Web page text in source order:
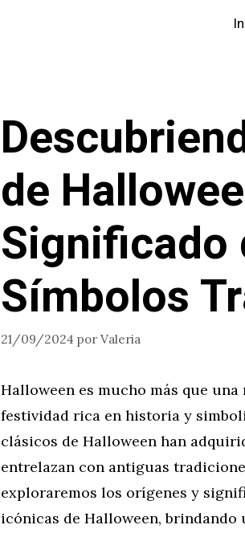
de
Significado
Símbolos
21/09/2024 por Valeria
Halloween es mucho más que
festividad rica en historia y
clásicos de Halloween han
entrelazan con antiguas
exploraremos los orígenes y
icónicas de Halloween, brindando